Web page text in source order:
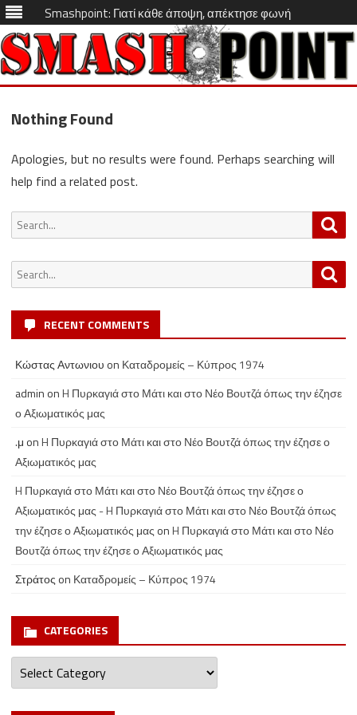
Smashpoint: Γιατί κάθε άποψη, απέκτησε φωνή
Skip
Nothing Found
Apologies, but no results were found. Perhaps searching will
help find a related post.
Search
for:
Search
for:
RECENT COMMENTS
Κώστας Αντωνιου on Καταδρομείς – Κύπρος 1974
admin onH Πυρκαγιά στο Μάτι και στο Νέο Βουτζά όπως την έζησε
ο Αξιωματικός μας
.μ onH Πυρκαγιά στο Μάτι και στο Νέο Βουτζά όπως την έζησε ο
Αξιωματικός μας
H Πυρκαγιά στο Μάτι και στο Νέο Βουτζά όπως την έζησε ο
Αξιωματικός μας - H Πυρκαγιά στο Μάτι και στο Νέο Βουτζά όπως
την έζησε ο Αξιωματικός μας onH Πυρκαγιά στο Μάτι και στο Νέο
Βουτζά όπως την έζησε ο Αξιωματικός μας
Στράτος on Καταδρομείς – Κύπρος 1974
CATEGORIES
Categories